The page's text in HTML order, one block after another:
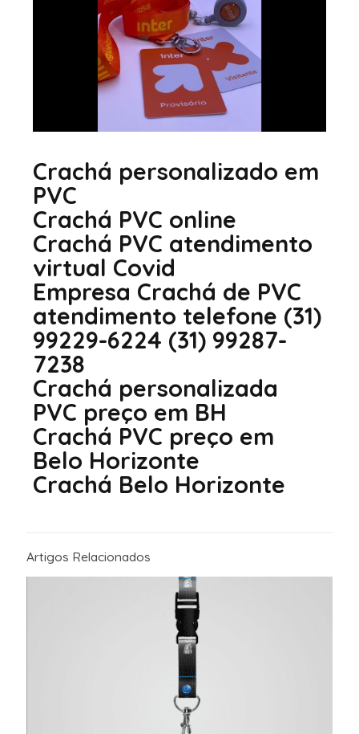
Crachá personalizado em
PVC
Crachá PVC online
Crachá PVC atendimento
virtual Covid
Empresa Crachá de PVC
atendimento telefone (31)
99229-6224 (31) 99287-
7238
Crachá personalizada
PVC preço em BH
Crachá PVC preço em
Belo Horizonte
Crachá Belo Horizonte
Artigos Relacionados